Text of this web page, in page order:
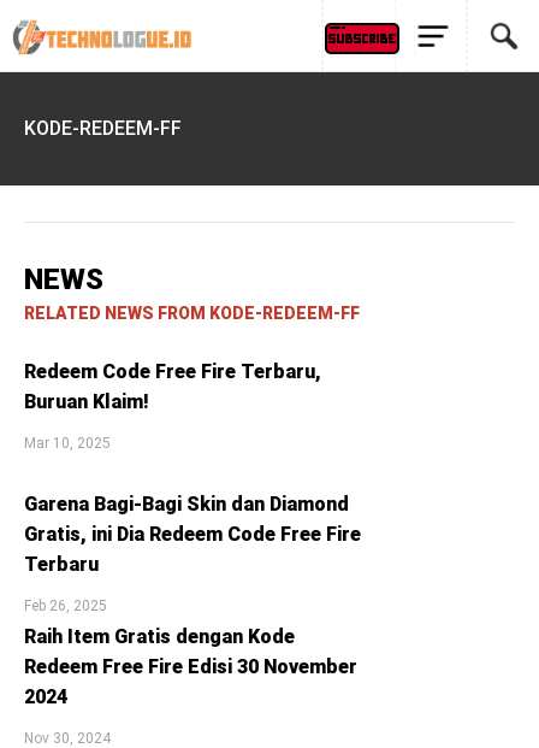
KODE-REDEEM-FF
NEWS
RELATED NEWS FROM KODE-REDEEM-FF
Redeem Code Free Fire Terbaru,
Buruan Klaim!
Mar 10, 2025
Garena Bagi-Bagi Skin dan Diamond
Gratis, ini Dia Redeem Code Free Fire
Terbaru
Feb 26, 2025
Raih Item Gratis dengan Kode
Redeem Free Fire Edisi 30 November
2024
Nov 30, 2024